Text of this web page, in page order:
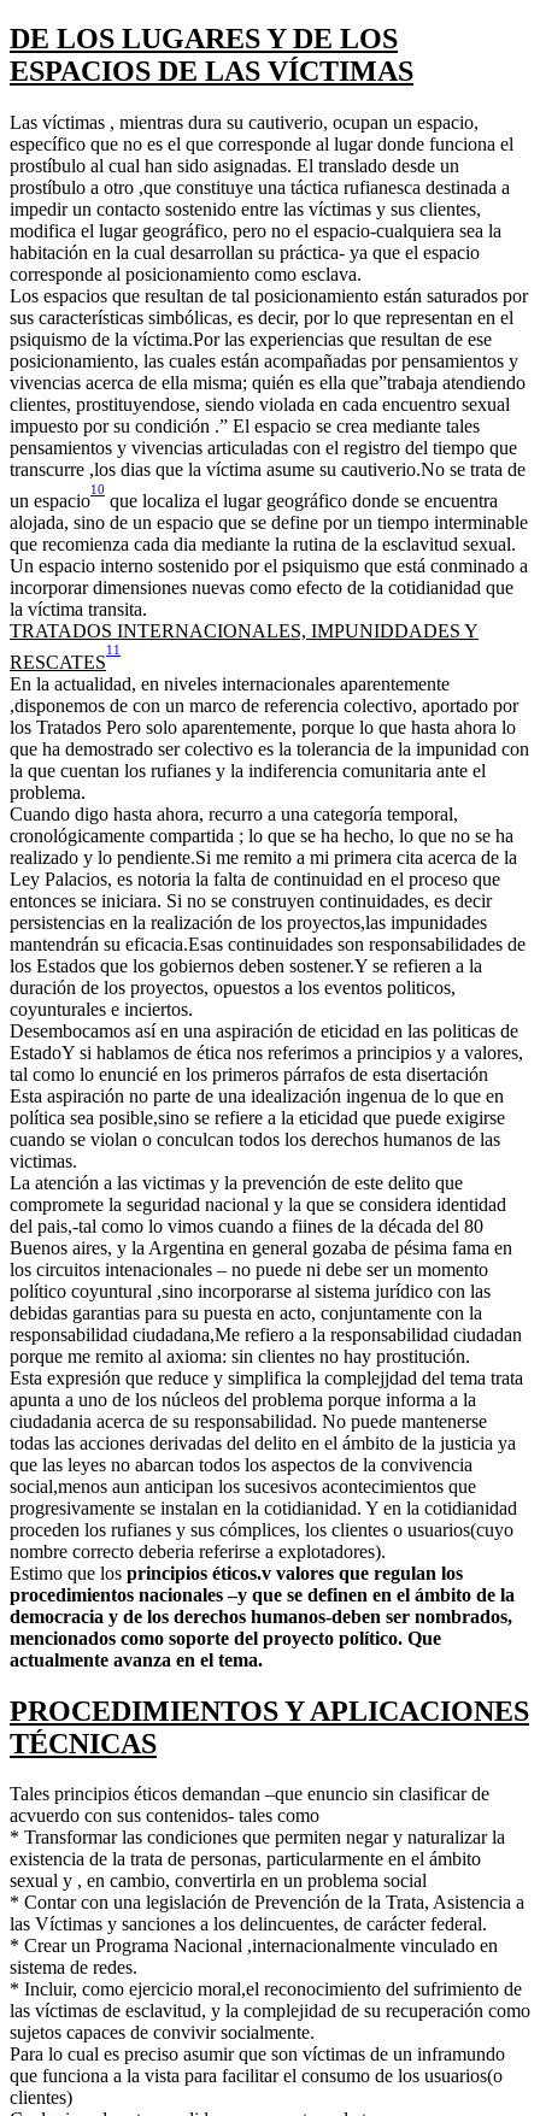
DE LOS LUGARES Y DE LOS
ESPACIOS DE LAS VÍCTIMAS
Las víctimas , mientras dura su cautiverio, ocupan un espacio,
específico que no es el que corresponde al lugar donde funciona el
prostíbulo al cual han sido asignadas. El translado desde un
prostíbulo a otro ,que constituye una táctica rufianesca destinada a
impedir un contacto sostenido entre las víctimas y sus clientes,
modifica el lugar geográfico, pero no el espacio-cualquiera sea la
habitación en la cual desarrollan su práctica- ya que el espacio
corresponde al posicionamiento como esclava.
Los espacios que resultan de tal posicionamiento están saturados por
sus características simbólicas, es decir, por lo que representan en el
psiquismo de la víctima.Por las experiencias que resultan de ese
posicionamiento, las cuales están acompañadas por pensamientos y
vivencias acerca de ella misma; quién es ella que”trabaja atendiendo
clientes, prostituyendose, siendo violada en cada encuentro sexual
impuesto por su condición .” El espacio se crea mediante tales
pensamientos y vivencias articuladas con el registro del tiempo que
transcurre ,los dias que la víctima asume su cautiverio.No se trata de
un espacio
10
que localiza el lugar geográfico donde se encuentra
alojada, sino de un espacio que se define por un tiempo interminable
que recomienza cada dia mediante la rutina de la esclavitud sexual.
Un espacio interno sostenido por el psiquismo que está conminado a
incorporar dimensiones nuevas como efecto de la cotidianidad que
la víctima transita.
TRATADOS INTERNACIONALES, IMPUNIDDADES Y
RESCATES
11
En la actualidad, en niveles internacionales aparentemente
,disponemos de con un marco de referencia colectivo, aportado por
los Tratados Pero solo aparentemente, porque lo que hasta ahora lo
que ha demostrado ser colectivo es la tolerancia de la impunidad con
la que cuentan los rufianes y la indiferencia comunitaria ante el
problema.
Cuando digo hasta ahora, recurro a una categoría temporal,
cronológicamente compartida ; lo que se ha hecho, lo que no se ha
realizado y lo pendiente.Si me remito a mi primera cita acerca de la
Ley Palacios, es notoria la falta de continuidad en el proceso que
entonces se iniciara. Si no se construyen continuidades, es decir
persistencias en la realización de los proyectos,las impunidades
mantendrán su eficacia.Esas continuidades son responsabilidades de
los Estados que los gobiernos deben sostener.Y se refieren a la
duración de los proyectos, opuestos a los eventos politicos,
coyunturales e inciertos.
Desembocamos así en una aspiración de eticidad en las politicas de
EstadoY si hablamos de ética nos referimos a principios y a valores,
tal como lo enuncié en los primeros párrafos de esta disertación
Esta aspiración no parte de una idealización ingenua de lo que en
política sea posible,sino se refiere a la eticidad que puede exigirse
cuando se violan o conculcan todos los derechos humanos de las
victimas.
La atención a las victimas y la prevención de este delito que
compromete la seguridad nacional y la que se considera identidad
del pais,-tal como lo vimos cuando a fiines de la década del 80
Buenos aires, y la Argentina en general gozaba de pésima fama en
los circuitos intenacionales – no puede ni debe ser un momento
político coyuntural ,sino incorporarse al sistema jurídico con las
debidas garantias para su puesta en acto, conjuntamente con la
responsabilidad ciudadana,Me refiero a la responsabilidad ciudadan
porque me remito al axioma: sin clientes no hay prostitución.
Esta expresión que reduce y simplifica la complejjdad del tema trata
apunta a uno de los núcleos del problema porque informa a la
ciudadania acerca de su responsabilidad. No puede mantenerse
todas las acciones derivadas del delito en el ámbito de la justicia ya
que las leyes no abarcan todos los aspectos de la convivencia
social,menos aun anticipan los sucesivos acontecimientos que
progresivamente se instalan en la cotidianidad. Y en la cotidianidad
proceden los rufianes y sus cómplices, los clientes o usuarios(cuyo
nombre correcto deberia referirse a explotadores).
Estimo que los principios éticos.v valores que regulan los
procedimientos nacionales –y que se definen en el ámbito de la
democracia y de los derechos humanos-deben ser nombrados,
mencionados como soporte del proyecto político. Que
actualmente avanza en el tema.
PROCEDIMIENTOS Y APLICACIONES
TÉCNICAS
Tales principios éticos demandan –que enuncio sin clasificar de
acvuerdo con sus contenidos- tales como
* Transformar las condiciones que permiten negar y naturalizar la
existencia de la trata de personas, particularmente en el ámbito
sexual y , en cambio, convertirla en un problema social
* Contar con una legislación de Prevención de la Trata, Asistencia a
las Víctimas y sanciones a los delincuentes, de carácter federal.
* Crear un Programa Nacional ,internacionalmente vinculado en
sistema de redes.
* Incluir, como ejercicio moral,el reconocimiento del sufrimiento de
las víctimas de esclavitud, y la complejidad de su recuperación como
sujetos capaces de convivir socialmente.
Para lo cual es preciso asumir que son víctimas de un inframundo
que funciona a la vista para facilitar el consumo de los usuarios(o
clientes)